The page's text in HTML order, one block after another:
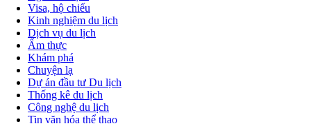
Visa, hộ chiếu
Kinh nghiệm du lịch
Dịch vụ du lịch
Ẩm thực
Khám phá
Chuyện lạ
Dự án đầu tư Du lịch
Thống kê du lịch
Công nghệ du lịch
Tin văn hóa thể thao